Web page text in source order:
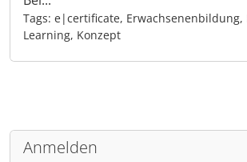
Tags: e|certificate, Erwachsenenbildung,
Learning, Konzept
Anmelden